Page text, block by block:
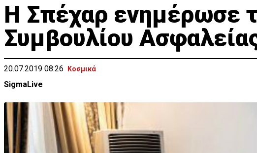
Η Σπέχαρ ενημέρωσε
Συμβουλίου
20.07.2019 08:26 Κοσμικά
SigmaLive